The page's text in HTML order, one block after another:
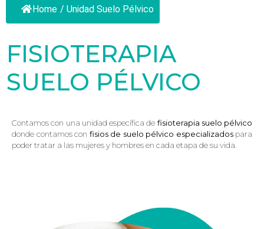
Home / Unidad Suelo Pélvico
FISIOTERAPIA
SUELO PÉLVICO
Contamos con una unidad específica de fisioterapia suelo pélvico
donde contamos con fisios de suelo pélvico especializadospara
poder tratar a las mujeres y hombres en cada etapa de su vida.